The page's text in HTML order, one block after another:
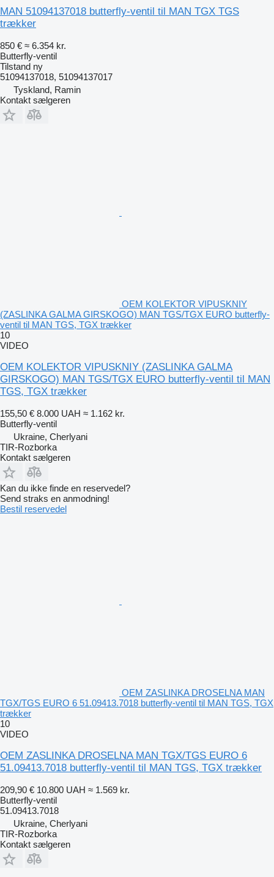
MAN 51094137018 butterfly-ventil til MAN TGX TGS
trækker
850 € ≈ 6.354 kr.
Butterfly-ventil
Tilstand ny
51094137018, 51094137017
Tyskland, Ramin
Kontakt sælgeren
OEM KOLEKTOR VIPUSKNIY
(ZASLINKA GALMA GIRSKOGO) MAN TGS/TGX EURO butterfly-
ventil til MAN TGS, TGX trækker
10
VIDEO
OEM KOLEKTOR VIPUSKNIY (ZASLINKA GALMA
GIRSKOGO) MAN TGS/TGX EURO butterfly-ventil til MAN
TGS, TGX trækker
155,50 € 8.000 UAH ≈ 1.162 kr.
Butterfly-ventil
Ukraine, Cherlyani
TIR-Rozborka
Kontakt sælgeren
Kan du ikke finde en reservedel?
Send straks en anmodning!
Bestil reservedel
OEM ZASLINKA DROSELNA MAN
TGX/TGS EURO 6 51.09413.7018 butterfly-ventil til MAN TGS, TGX
trækker
10
VIDEO
OEM ZASLINKA DROSELNA MAN TGX/TGS EURO 6
51.09413.7018 butterfly-ventil til MAN TGS, TGX trækker
209,90 € 10.800 UAH ≈ 1.569 kr.
Butterfly-ventil
51.09413.7018
Ukraine, Cherlyani
TIR-Rozborka
Kontakt sælgeren